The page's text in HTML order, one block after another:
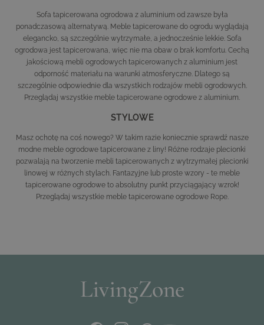
Sofa tapicerowana ogrodowa z aluminium od zawsze była
ponadczasową alternatywą. Meble tapicerowane do ogrodu wyglądają
elegancko, są szczególnie wytrzymałe, a jednocześnie lekkie. Sofa
ogrodowa jest tapicerowana, więc nie ma obaw o brak komfortu. Cechą
jakościową mebli ogrodowych tapicerowanych z aluminium jest
odporność materiału na warunki atmosferyczne. Dlatego są
szczególnie odpowiednie dla wszystkich rodzajów mebli ogrodowych.
Przeglądaj wszystkie meble tapicerowane ogrodowe z aluminium.
STYLOWE
Masz ochotę na coś nowego? W takim razie koniecznie sprawdź nasze
modne meble ogrodowe tapicerowane z liny! Różne rodzaje plecionki
pozwalają na tworzenie mebli tapicerowanych z wytrzymałej plecionki
linowej w różnych stylach. Fantazyjne lub proste wzory - te meble
tapicerowane ogrodowe to absolutny punkt przyciągający wzrok!
Przeglądaj wszystkie meble tapicerowane ogrodowe Rope.